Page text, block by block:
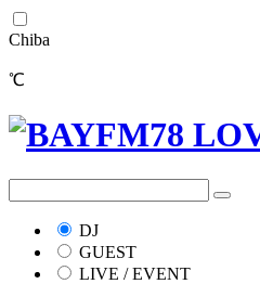
Chiba
℃
DJ
GUEST
LIVE / EVENT